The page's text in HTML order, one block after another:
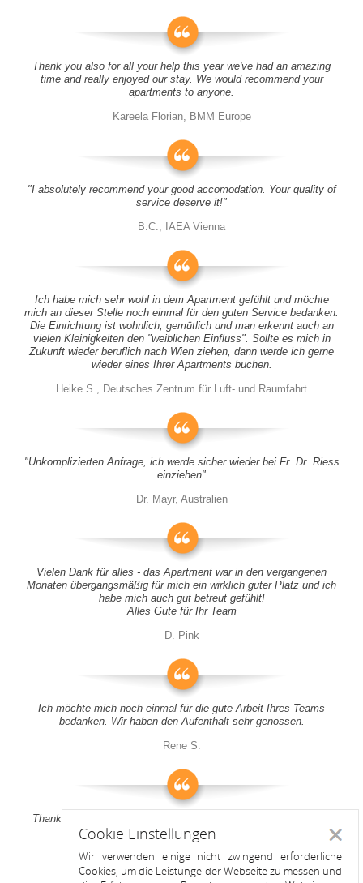
Thank you also for all your help this year we've had an amazing
time and really enjoyed our stay. We would recommend your
apartments to anyone.
Kareela Florian, BMM Europe
"I absolutely recommend your good accomodation. Your quality of
service deserve it!"
B.C., IAEA Vienna
Ich habe mich sehr wohl in dem Apartment gefühlt und möchte
mich an dieser Stelle noch einmal für den guten Service bedanken.
Die Einrichtung ist wohnlich, gemütlich und man erkennt auch an
vielen Kleinigkeiten den "weiblichen Einfluss". Sollte es mich in
Zukunft wieder beruflich nach Wien ziehen, dann werde ich gerne
wieder eines Ihrer Apartments buchen.
Heike S., Deutsches Zentrum für Luft- und Raumfahrt
"Unkomplizierten Anfrage, ich werde sicher wieder bei Fr. Dr. Riess
einziehen"
Dr. Mayr, Australien
Vielen Dank für alles - das Apartment war in den vergangenen
Monaten übergangsmäßig für mich ein wirklich guter Platz und ich
habe mich auch gut betreut gefühlt!
Alles Gute für Ihr Team
D. Pink
Ich möchte mich noch einmal für die gute Arbeit Ihres Teams
bedanken. Wir haben den Aufenthalt sehr genossen.
Rene S.
Thank you all for your support! It was a pleasure to stay at your
apartment
Anitah S.
Cookie Einstellungen
Wir verwenden einige nicht zwingend erforderliche
Cookies, um die Leistunge der Webseite zu messen und